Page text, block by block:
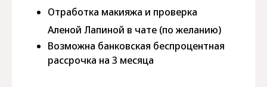
Отработка макияжа и проверка
Аленой Лапиной в чате (по желанию)
Возможна банковская беспроцентная
рассрочка на 3 месяца